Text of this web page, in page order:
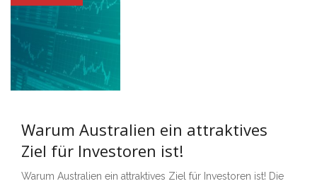
Warum Australien ein attraktives
Ziel für Investoren ist!
Warum Australien ein attraktives Ziel für Investoren ist! Die